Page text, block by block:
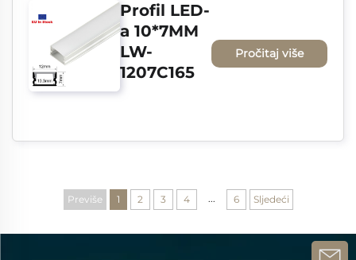
Profil LED-
a 10*7MM
LW-
1207C165
Pročitaj više
Previše 1 2 3 4 ... 6 Sljedeći